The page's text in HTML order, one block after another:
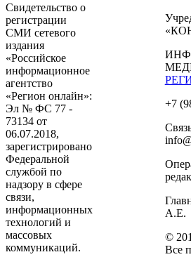
Свидетельство о
регистрации
СМИ сетевого
издания
«Российское
информационное
агентство
«Регион онлайн»:
Эл № ФС 77 -
73134 от
06.07.2018,
зарегистрировано
Федеральной
службой по
надзору в сфере
связи,
информационных
технологий и
массовых
коммуникаций.
+7
А.Е.
©
Все